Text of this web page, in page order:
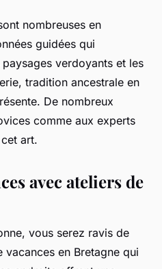
nombreuses en
guidées qui
verdoyants et les
tradition ancestrale en
De nombreux
comme aux experts
art.
avec ateliers de
vous serez ravis de
en Bretagne qui